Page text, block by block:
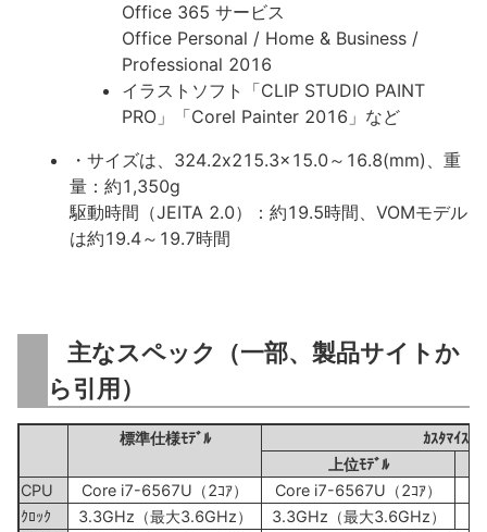
Office 365 サービス
Office Personal / Home & Business /
Professional 2016
イラストソフト「CLIP STUDIO PAINT
PRO」「Corel Painter 2016」など
・サイズは、324.2x215.3x15.0～16.8(mm)、重
量：約1,350g
駆動時間（JEITA 2.0）：約19.5時間、VOMモデル
は約19.4～19.7時間
主なスペック（一部、製品サイトか
ら引用）
標準仕様ﾓﾃﾞﾙ
ｶｽﾀﾏｲｽﾞﾓ
上位ﾓﾃﾞﾙ
CPU
Core i7-6567U（2ｺｱ） Core i7-6567U（2ｺｱ）
ｸﾛｯｸ
3.3GHz（最大3.6GHz） 3.3GHz（最大3.6GHz）